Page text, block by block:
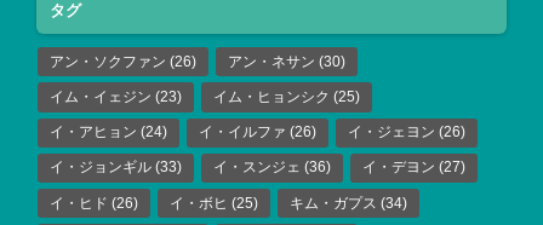
タグ
アン・ソクファン (26) アン・ネサン (30)
イム・イェジン (23) イム・ヒョンシク (25)
イ・アヒョン (24) イ・イルファ (26) イ・ジェヨン (26)
イ・ジョンギル (33) イ・スンジェ (36) イ・デヨン (27)
イ・ヒド (26) イ・ボヒ (25) キム・ガプス (34)